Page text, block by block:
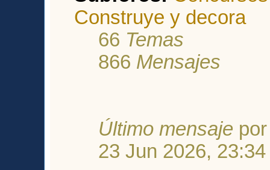
Construye y decora
66 Temas
866 Mensajes
Último mensaje
23 Jun 2026, 23:34